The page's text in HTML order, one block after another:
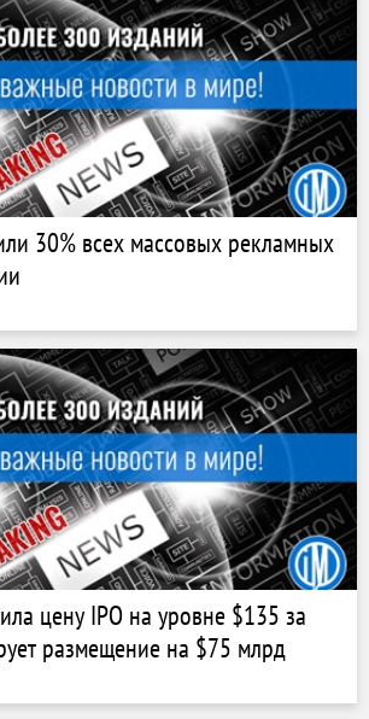
30% всех массовых рекламных
цену IPO на уровне $135 за
размещение на $75 млрд